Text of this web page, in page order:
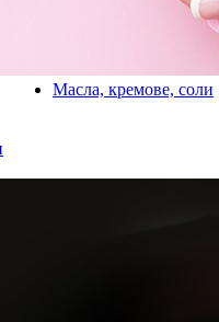
Масла, кремове, соли